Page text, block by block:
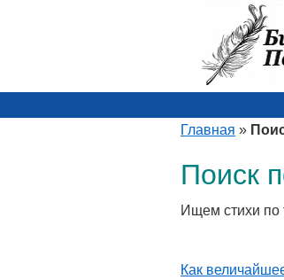
Главная »
Поиск
Ищем стихи по
Как